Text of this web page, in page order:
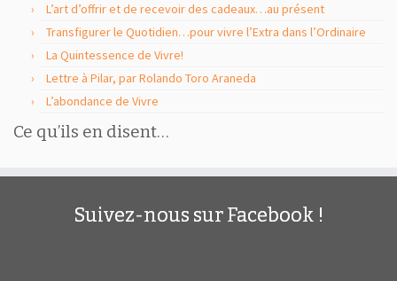
L’art d’offrir et de recevoir des cadeaux…au présent
Transfigurer le Quotidien…pour vivre l’Extra dans l’Ordinaire
La Quintessence de Vivre!
Lettre à Pilar, par Rolando Toro Araneda
L’abondance de Vivre
Ce qu’ils en disent…
Suivez-nous sur Facebook !